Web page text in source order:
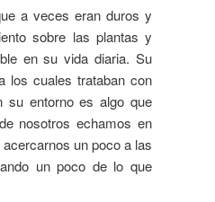
a veces eran duros y
sobre las plantas y
en su vida diaria. Su
los cuales trataban con
su entorno es algo que
nosotros echamos en
un poco a las
un poco de lo que